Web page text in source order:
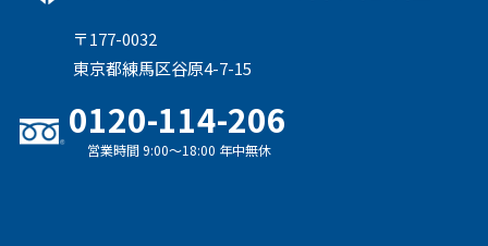
〒177-0032
東京都練馬区谷原4-7-15
0120-114-206
営業時間 9:00〜18:00 年中無休